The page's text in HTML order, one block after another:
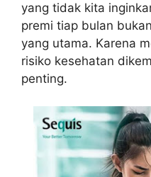
yang tidak kita
premi tiap bulan
yang utama. Karena
risiko kesehatan
penting.